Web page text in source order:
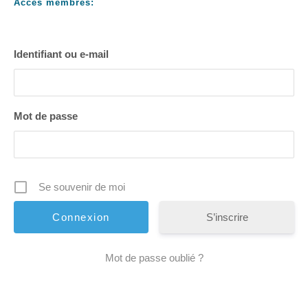
Accès membres:
Identifiant ou e-mail
Mot de passe
Se souvenir de moi
S’inscrire
Mot de passe oublié ?